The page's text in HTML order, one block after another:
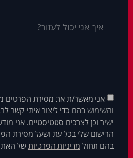
אני מאשר/ת את מסירת הפרטים
והשימוש בהם כדי ליצור איתי קשר
ישיר וכן לצרכים סטטיסטיים. אני
הרישום שלי בכל עת ושעל מסירת
בהם תחול מדיניות הפרטיותשל